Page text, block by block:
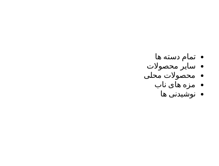
تمام دسته ها
سایر محصولات
محصولات محلی
مزه های ناب
نوشیدنی ها